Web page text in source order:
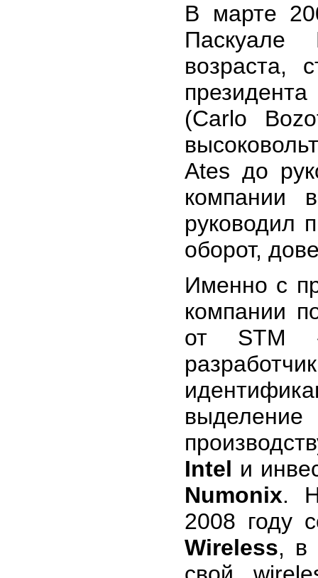
В марте
Паскуале
возраста,
(Carlo
Ates до
компании
руководил
оборот,
Именно с
компании
от STM
Intel и
Numonix.
2008 году
Wireless, в